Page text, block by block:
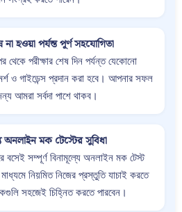
না হওয়া পর্যন্ত পূর্ণ সহযোগিতা
পরীক্ষার শেষ দিন পর্যন্ত যেকোনো
ও গাইডেন্স প্রদান করা হবে। আপনার সফল
আমরা সর্বদা পাশে থাকব।
অনলাইন মক টেস্টের সুবিধা
বসেই সম্পূর্ণ বিনামূল্যে অনলাইন মক টেস্ট
নিয়মিত নিজের প্রস্তুতি যাচাই করতে
সহজেই চিহ্নিত করতে পারবেন।